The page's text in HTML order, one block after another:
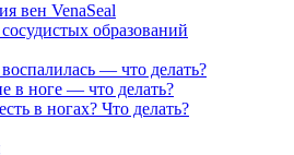
вен VenaSeal
образований
— что делать?
в ноге — что делать?
в ногах? Что делать?